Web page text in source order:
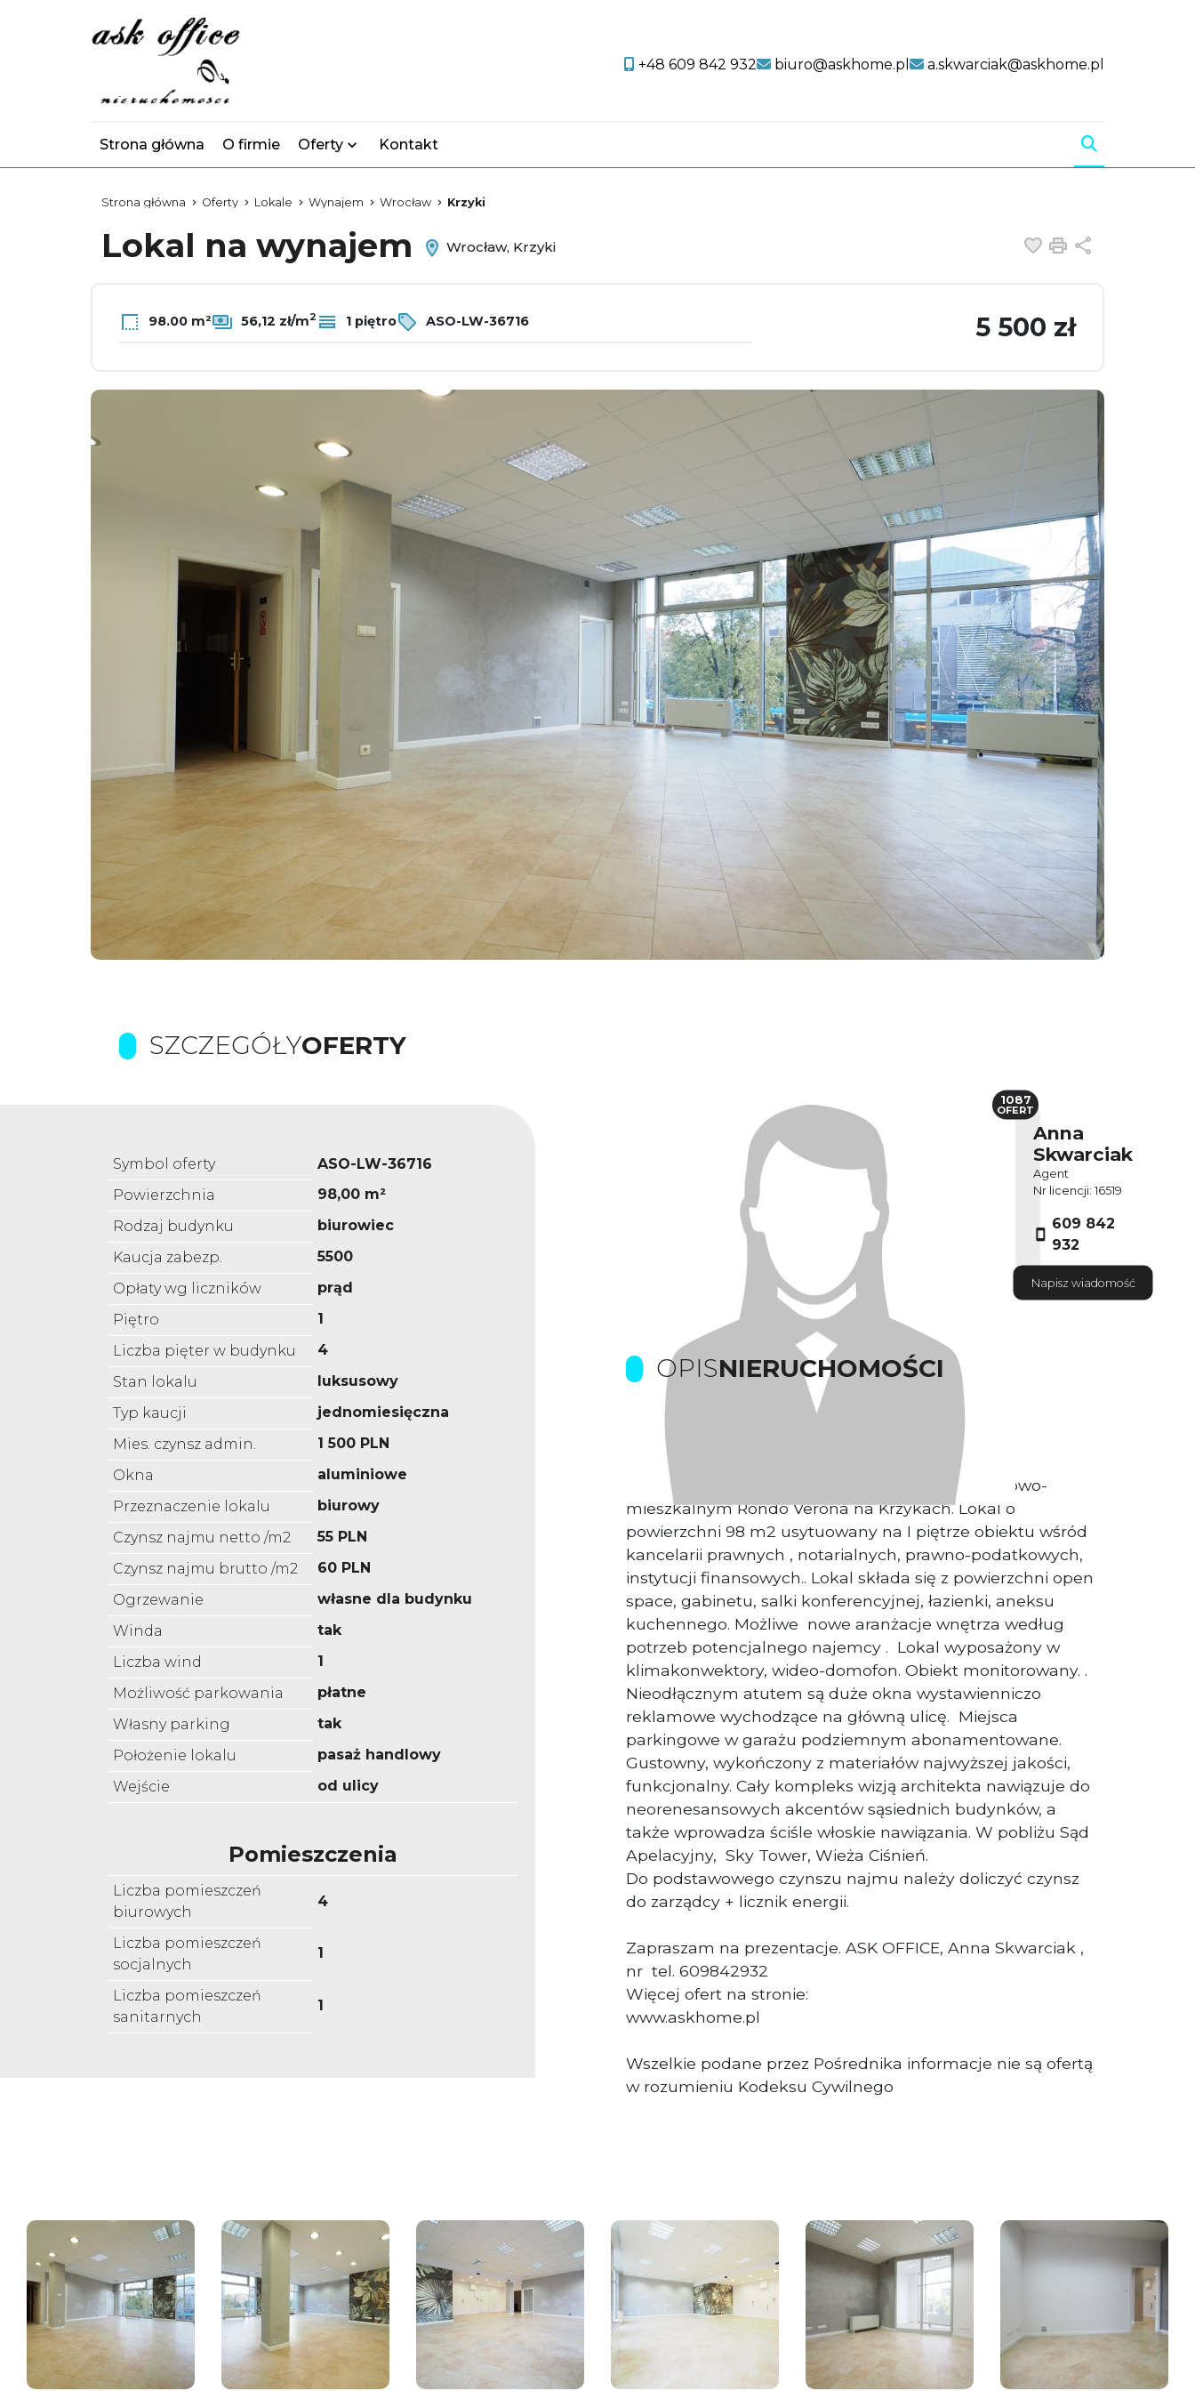
+48 609 842 932 biuro@askhome.pl a.skwarciak@askhome.pl
Strona główna O firmie Oferty Kontakt
Strona główna Oferty Lokale Wynajem Wrocław Krzyki
Lokal na wynajem Wrocław, Krzyki Dodaj do
Drukuj
98.00 m² 56,12 zł/m2 1 piętro ASO-LW-36716 5 500 zł
SZCZEGÓŁYOFERTY
Symbol oferty
ASO-LW-36716
Powierzchnia
98,00 m²
Rodzaj budynku
biurowiec
Kaucja zabezp.
5500
Opłaty wg liczników
prąd
Piętro
1
Liczba pięter w budynku
4
Stan lokalu
luksusowy
Typ kaucji
jednomiesięczna
Mies. czynsz admin.
1 500 PLN
Okna
aluminiowe
Przeznaczenie lokalu
biurowy
Czynsz najmu netto /m2
55 PLN
Czynsz najmu brutto /m2
60 PLN
Ogrzewanie
własne dla budynku
Winda
tak
Liczba wind
1
Możliwość parkowania
płatne
Własny parking
tak
Położenie lokalu
pasaż handlowy
Wejście
od ulicy
Pomieszczenia
Liczba pomieszczeń
biurowych
4
Liczba pomieszczeń
socjalnych
1
Liczba pomieszczeń
sanitarnych
1
Anna
Skwarciak
Agent
Nr licencji: 16519
609 842
932
Napisz wiadomość
1087
OFERT
OPISNIERUCHOMOŚCI
Prowizje pokrywa Właściciel nieruchomości.
Do wynajęcia lokal w kompleksie biurowo-usługowo-
mieszkalnym Rondo Verona na Krzykach. Lokal o
powierzchni 98 m2 usytuowany na I piętrze obiektu wśród
kancelarii prawnych , notarialnych, prawno-podatkowych,
instytucji finansowych.. Lokal składa się z powierzchni open
space, gabinetu, salki konferencyjnej, łazienki, aneksu
kuchennego. Możliwe nowe aranżacje wnętrza według
potrzeb potencjalnego najemcy . Lokal wyposażony w
klimakonwektory, wideo-domofon. Obiekt monitorowany. .
Nieodłącznym atutem są duże okna wystawienniczo
reklamowe wychodzące na główną ulicę. Miejsca
parkingowe w garażu podziemnym abonamentowane.
Gustowny, wykończony z materiałów najwyższej jakości,
funkcjonalny. Cały kompleks wizją architekta nawiązuje do
neorenesansowych akcentów sąsiednich budynków, a
także wprowadza ściśle włoskie nawiązania. W pobliżu Sąd
Apelacyjny, Sky Tower, Wieża Ciśnień.
Do podstawowego czynszu najmu należy doliczyć czynsz
do zarządcy + licznik energii.
Zapraszam na prezentacje. ASK OFFICE, Anna Skwarciak ,
nr tel. 609842932
Więcej ofert na stronie:
www.askhome.pl
Wszelkie podane przez Pośrednika informacje nie są ofertą
w rozumieniu Kodeksu Cywilnego